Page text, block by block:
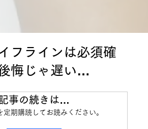
フラインは必須確
悔じゃ遅い…
事の続きは…
定期購読してお読みください。